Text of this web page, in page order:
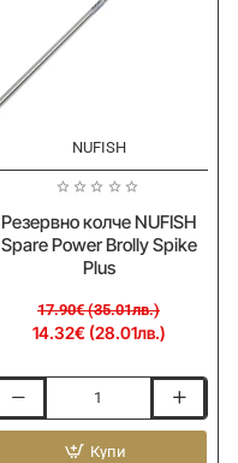
NUFISH
Резервно колче NUFISH
Spare Power Brolly Spike
Plus
14.32€ (28.01лв.)
17.90€ (35.01лв.)
Купи